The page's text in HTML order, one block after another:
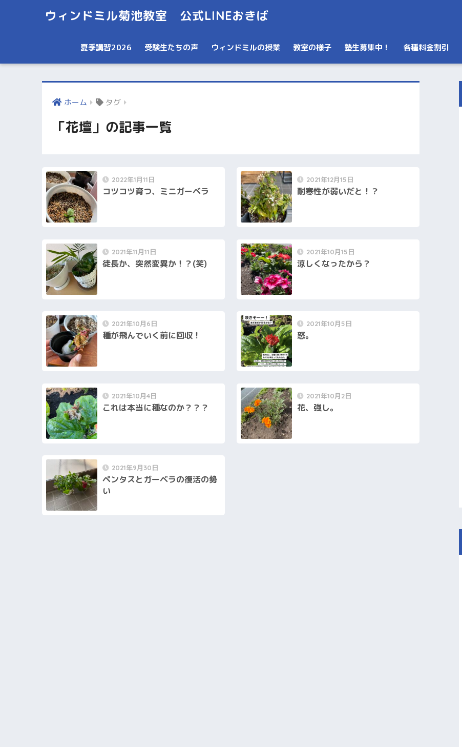
ウィンドミル菊池教室 公式LINEおきば
夏季講習2026 受験生たちの声 ウィンドミルの授業 教室の様子 塾生募集中！ 各種料金割引
ホーム タグ
「花壇」の記事一覧
2022年1月11日
コツコツ育つ、ミニガーベラ
2021年12月15日
耐寒性が弱いだと！？
2021年11月11日
徒長か、突然変異か！？(笑)
2021年10月15日
涼しくなったから？
2021年10月6日
種が飛んでいく前に回収！
2021年10月5日
怒。
2021年10月4日
これは本当に種なのか？？？
2021年10月2日
花、強し。
2021年9月30日
ペンタスとガーベラの復活の勢
い